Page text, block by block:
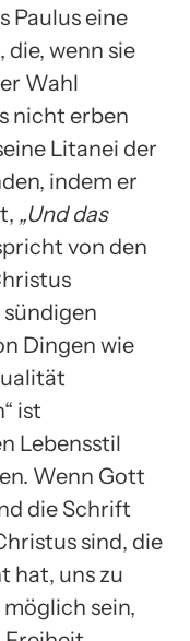
Paulus eine
die, wenn sie
Wahl
nicht erben
Litanei der
indem er
„Und das
von den
Dingen wie
ist
Lebensstil
Wenn Gott
die Schrift
sind, die
hat, uns zu
sein,